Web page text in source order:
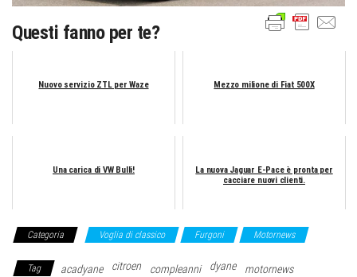
Questi fanno per te?
Nuovo servizio ZTL per Waze Mezzo milione di Fiat 500X
Una carica di VW Bulli!
La nuova Jaguar E-Pace è pronta per
cacciare nuovi clienti.
Categoria Voglia di classico Furgoni Motornews
Tag acadyane citroen compleanni dyane motornews